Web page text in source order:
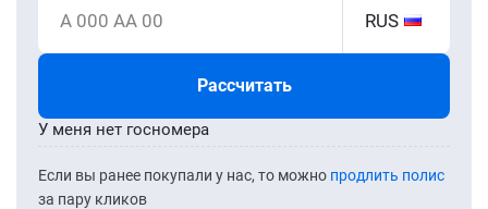
А 000 АА 00 RUS
Рассчитать
Если вы ранее покупали у нас, то можно продлить полис
за пару кликов
У меня нет госномера